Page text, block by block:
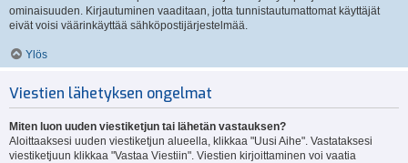
ominaisuuden. Kirjautuminen vaaditaan, jotta tunnistautumattomat käyttäjät
eivät voisi väärinkäyttää sähköpostijärjestelmää.
Ylös
Viestien lähetyksen ongelmat
Miten luon uuden viestiketjun tai lähetän vastauksen?
Aloittaaksesi uuden viestiketjun alueella, klikkaa "Uusi Aihe". Vastataksesi
viestiketjuun klikkaa "Vastaa Viestiin". Viestien kirjoittaminen voi vaatia